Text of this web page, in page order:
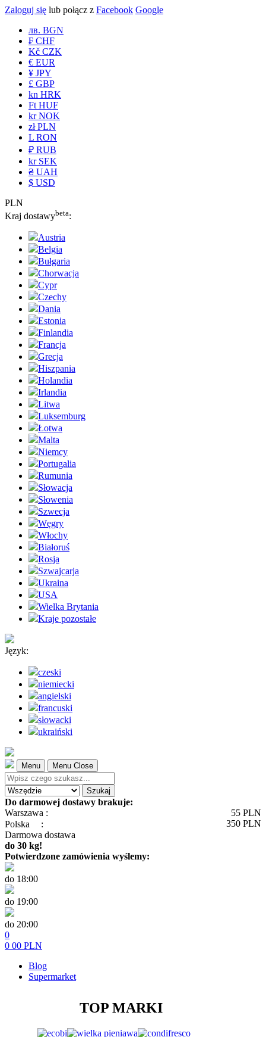
Zaloguj się lub połącz z Facebook Google
лв. BGN
₣ CHF
Kč CZK
€ EUR
¥ JPY
£ GBP
kn HRK
Ft HUF
kr NOK
zł PLN
L RON
₽ RUB
kr SEK
₴ UAH
$ USD
PLN
Kraj dostawybeta:
Austria
Belgia
Bułgaria
Chorwacja
Cypr
Czechy
Dania
Estonia
Finlandia
Francja
Grecja
Hiszpania
Holandia
Irlandia
Litwa
Luksemburg
Łotwa
Malta
Niemcy
Portugalia
Rumunia
Słowacja
Słowenia
Szwecja
Węgry
Włochy
Białoruś
Rosja
Szwajcarja
Ukraina
USA
Wielka Brytania
Kraje pozostałe
Język:
czeski
niemiecki
angielski
francuski
słowacki
ukraiński
Menu Menu Close
Szukaj
Do darmowej dostawy brakuje:
Warszawa :
55 PLN
Polska
: 350 PLN
Darmowa dostawa
do 30 kg!
Potwierdzone zamówienia wyślemy:
do 18:00
do 19:00
do 20:00
0
0 00 PLN
Blog
Supermarket
TOP MARKI